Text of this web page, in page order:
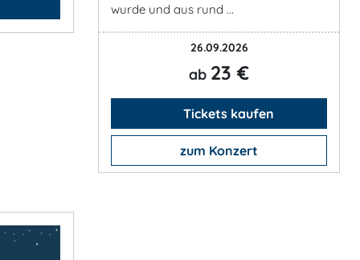
wurde und aus rund ...
26.09.2026
ab 23 €
Tickets kaufen
zum Konzert